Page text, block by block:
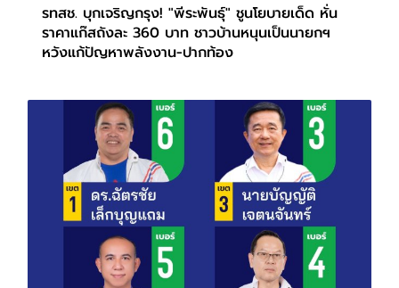
รทสช. บุกเจริญกรุง! "พีระพันธุ์" ชูนโยบายเด็ด หั่น
ราคาแก๊สถังละ 360 บาท ชาวบ้านหนุนเป็นนายกฯ
หวังแก้ปัญหาพลังงาน-ปากท้อง